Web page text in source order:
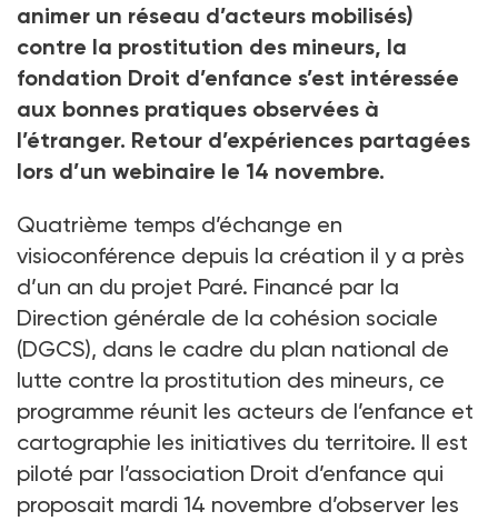
animer un réseau d’acteurs mobilisés)
contre la prostitution des mineurs, la
fondation Droit d’enfance s’est intéressée
aux bonnes pratiques observées à
l’étranger. Retour d’expériences partagées
lors d’un webinaire le 14 novembre.
Quatrième temps d’échange en
visioconférence depuis la création il y a près
d’un an du projet Paré. Financé par la
Direction générale de la cohésion sociale
(DGCS), dans le cadre du plan national de
lutte contre la prostitution des mineurs, ce
programme réunit les acteurs de l’enfance et
cartographie les initiatives du territoire. Il est
piloté par l’association Droit d’enfance qui
proposait mardi 14 novembre d’observer les